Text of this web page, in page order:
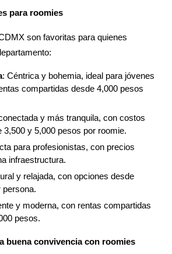
para roomies
son favoritas para quienes
: Céntrica y bohemia, ideal para jóvenes
compartidas desde 4,000 pesos
y más tranquila, con costos
3,500 y 5,000 pesos por roomie.
para profesionistas, con precios
infraestructura.
y relajada, con opciones desde
persona.
y moderna, con rentas compartidas
pesos.
buena convivencia con roomies